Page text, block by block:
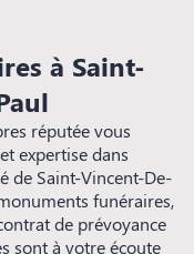
à Saint-
réputée vous
expertise dans
de Saint-Vincent-De-
funéraires,
de prévoyance
sont à votre écoute